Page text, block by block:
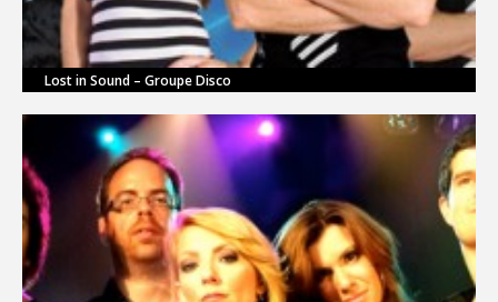
Lost in Sound – Groupe Disco